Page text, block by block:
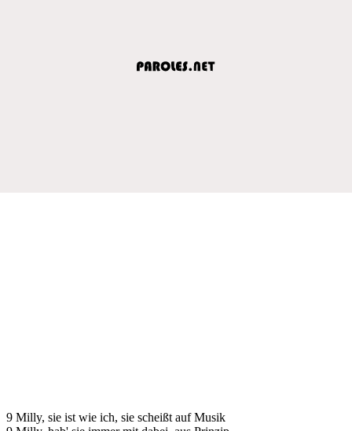
9 Milly, sie ist wie ich, sie scheißt auf Musik